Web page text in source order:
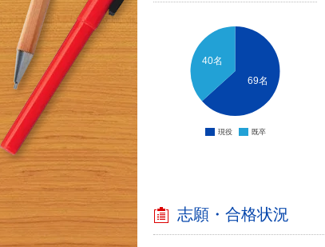
現役 既卒
69名
40名
志願・合格状況